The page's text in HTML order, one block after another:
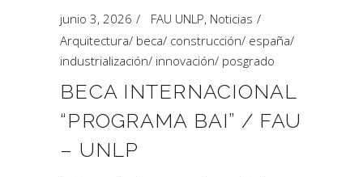
junio 3, 2026 FAU UNLP, Noticias
Arquitectura/ beca/ construcción/ españa/
industrialización/ innovación/ posgrado
BECA INTERNACIONAL
“PROGRAMA BAI” / FAU
– UNLP